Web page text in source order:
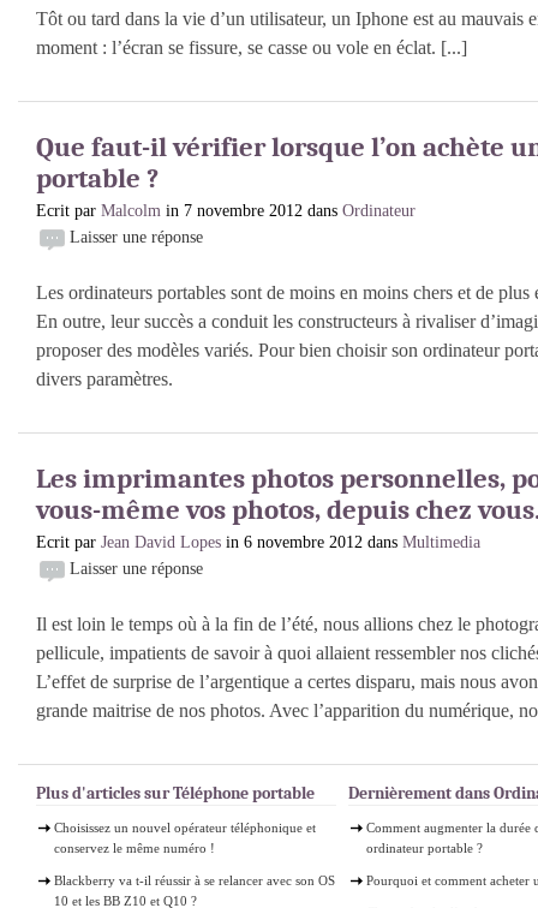
Tôt ou tard dans la vie d’un utilisateur, un Iphone est au mauvais
moment : l’écran se fissure, se casse ou vole en éclat. [...]
Que faut-il vérifier lorsque l’on achète
portable ?
Ecrit par Malcolm in 7 novembre 2012 dans Ordinateur
Laisser une réponse
Les ordinateurs portables sont de moins en moins chers et de plus
En outre, leur succès a conduit les constructeurs à rivaliser
proposer des modèles variés. Pour bien choisir son ordinateur
divers paramètres.
Les imprimantes photos personnelles,
vous-même vos photos, depuis chez
Ecrit par Jean David Lopes in 6 novembre 2012 dans Multimedia
Laisser une réponse
Il est loin le temps où à la fin de l’été, nous allions chez le
pellicule, impatients de savoir à quoi allaient ressembler nos
L’effet de surprise de l’argentique a certes disparu, mais nous
grande maitrise de nos photos. Avec l’apparition du numérique,
Plus d'articles sur Téléphone portable
Choisissez un nouvel opérateur téléphonique et
conservez le même numéro !
Blackberry va t-il réussir à se relancer avec son OS
10 et les BB Z10 et Q10 ?
Dernièrement dans
Comment augmenter la durée
ordinateur portable ?
Pourquoi et comment acheter